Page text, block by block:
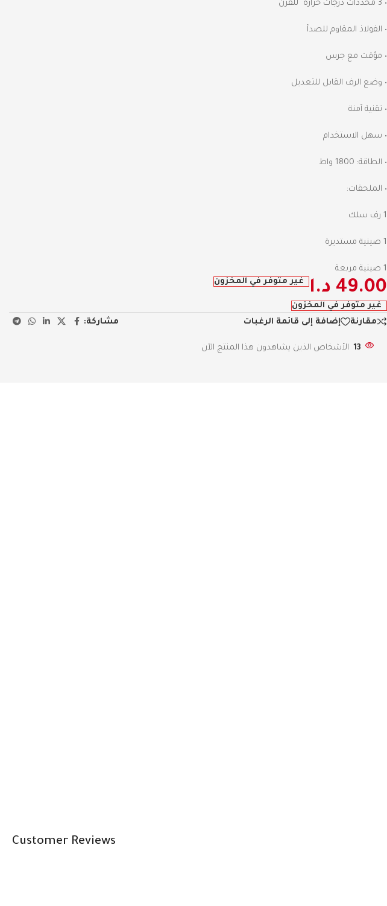
• 3 محددات درجات حرارة للفرن
• الفولاذ المقاوم للصدأ
• مؤقت مع جرس
• وضع الرف القابل للتعديل
• تقنية آمنة
• سهل الاستخدام
• الطاقة: 1800 واط
• الملحقات:
1 رف سلك
1 صينية مستديرة
1 صينية مربعة
49.00 د.ا غير متوفر في المخزون
غير متوفر في المخزون
مقارنة
إضافة إلى قائمة الرغبات مشاركة:
13 الأشخاص الذين يشاهدون هذا المنتج الآن
Customer Reviews